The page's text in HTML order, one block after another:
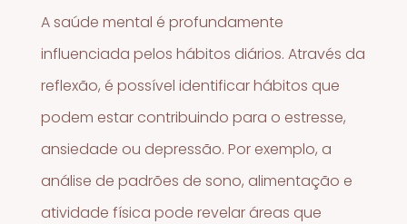
A saúde mental é profundamente
influenciada pelos hábitos diários. Através da
reflexão, é possível identificar hábitos que
podem estar contribuindo para o estresse,
ansiedade ou depressão. Por exemplo, a
análise de padrões de sono, alimentação e
atividade física pode revelar áreas que